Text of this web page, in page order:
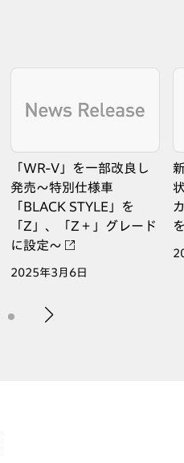
「WR-V」を一部改良し
発売～特別仕様車
「BLACK STYLE」を
「Z」、「Z＋」グレード
に設定～
2025年3月6日